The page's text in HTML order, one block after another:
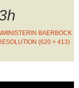
BAERBOCK O
(620 × 413)